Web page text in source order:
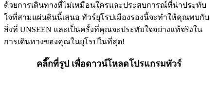
ด้วยการเดินทางที่ไม่เหมือนใครและประสบการณ์ที่น่าประทับ
ใจที่สามแผ่นดินนี้เสนอ ทัวร์ยุโรปเมืองรองนี้จะทำให้คุณพบกับ
สิ่งที่ UNSEEN และเป็นครั้งที่คุณจะประทับใจอย่างแท้จริงใน
การเดินทางของคุณในยุโรปในที่สุด!
คลิ๊กที่รูป เพื่อดาวน์โหลดโปรแกรมทัวร์